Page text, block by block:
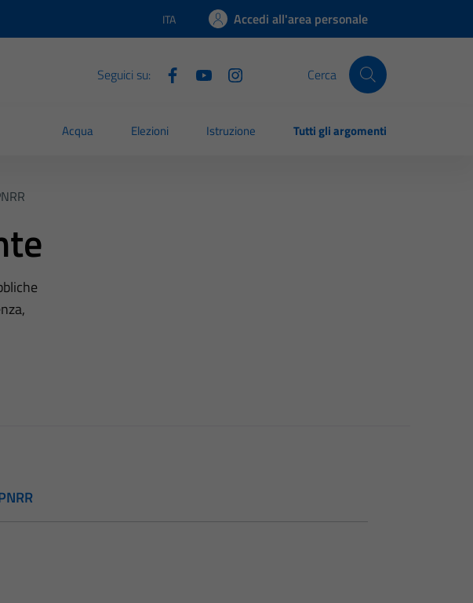
Lingua attiva:
ITA Accedi all'area personale
Seguici su: Cerca
Acqua Elezioni Istruzione Tutti gli argomenti